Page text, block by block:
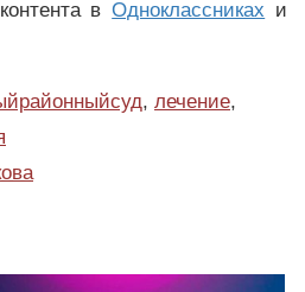
вОдноклассниках и
, лечение,